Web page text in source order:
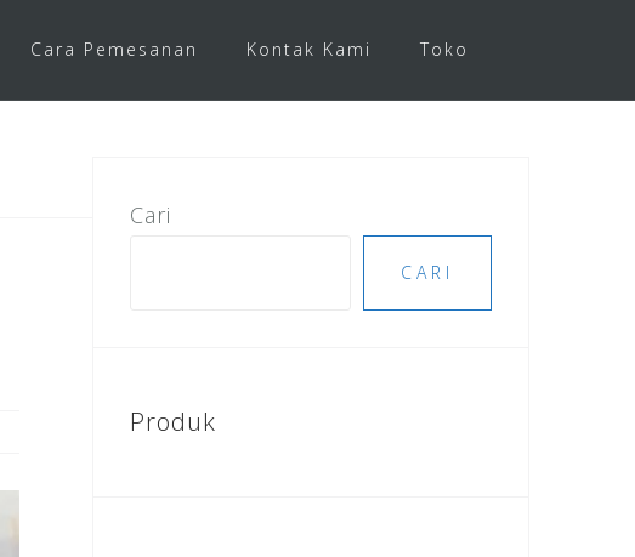
Cara Pemesanan Kontak Kami Toko
Cari
CARI
Produk